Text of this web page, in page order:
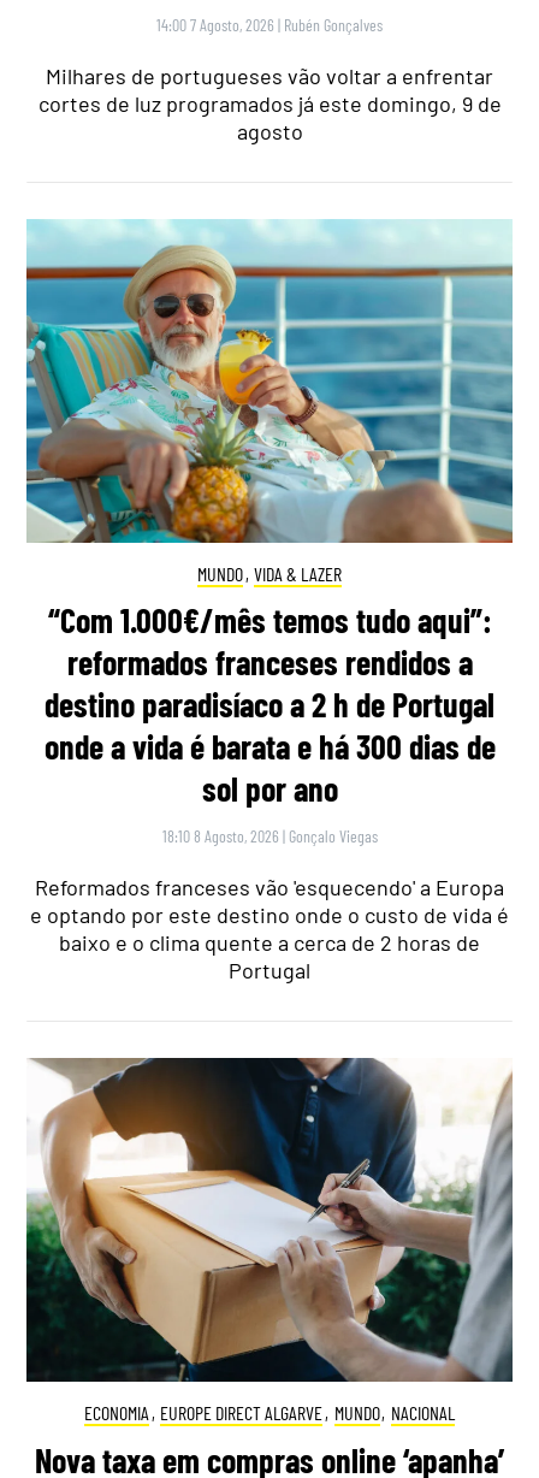
14:00 7 Agosto, 2026 | Rubén Gonçalves
Milhares de portugueses vão voltar a enfrentar
cortes de luz programados já este domingo, 9 de
agosto
MUNDO, VIDA & LAZER
“Com 1.000€/mês temos tudo aqui”:
reformados franceses rendidos a
destino paradisíaco a 2 h de Portugal
onde a vida é barata e há 300 dias de
sol por ano
18:10 8 Agosto, 2026 | Gonçalo Viegas
Reformados franceses vão 'esquecendo' a Europa
e optando por este destino onde o custo de vida é
baixo e o clima quente a cerca de 2 horas de
Portugal
ECONOMIA , EUROPE DIRECT ALGARVE, MUNDO, NACIONAL
Nova taxa em compras online ‘apanha’